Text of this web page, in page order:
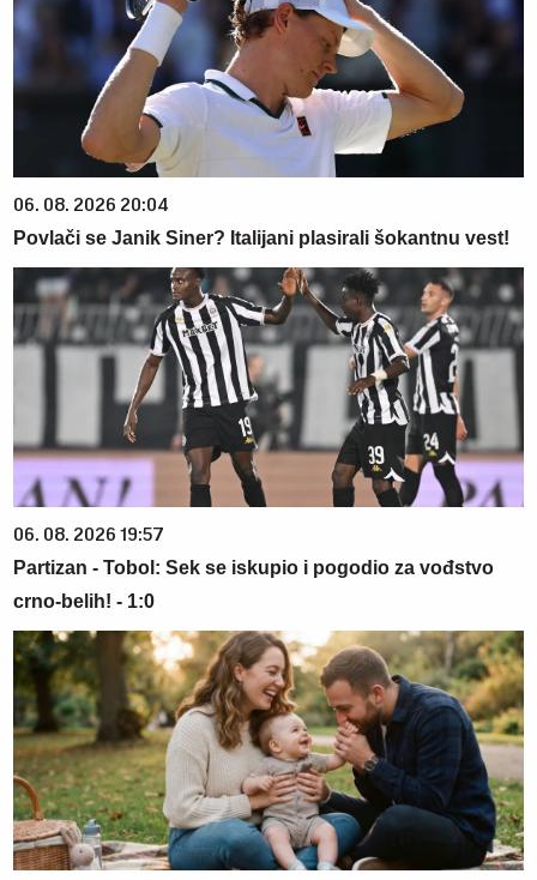
06. 08. 2026 20:04
Povlači se Janik Siner? Italijani plasirali šokantnu vest!
06. 08. 2026 19:57
Partizan - Tobol: Sek se iskupio i pogodio za vođstvo
crno-belih! - 1:0